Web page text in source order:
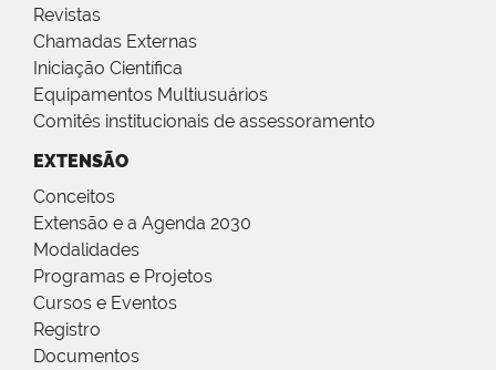
Revistas
Chamadas Externas
Iniciação Científica
Equipamentos Multiusuários
Comitês institucionais de assessoramento
EXTENSÃO
Conceitos
Extensão e a Agenda 2030
Modalidades
Programas e Projetos
Cursos e Eventos
Registro
Documentos